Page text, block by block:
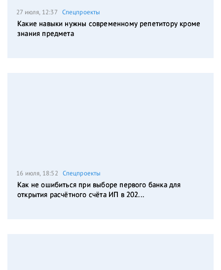
27 июля, 12:37 Спецпроекты
Какие навыки нужны современному репетитору кроме
знания предмета
16 июля, 18:52 Спецпроекты
Как не ошибиться при выборе первого банка для
открытия расчётного счёта ИП в 202...